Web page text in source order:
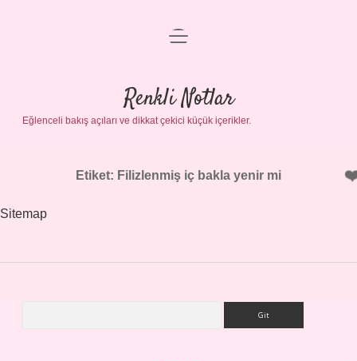
Gizlilik Politikası
Yasal Uyarı
menüyü
Renkli Notlar
Eğlenceli bakış açıları ve dikkat çekici küçük içerikler.
Etiket: Filizlenmiş iç bakla yenir mi
Sitemap